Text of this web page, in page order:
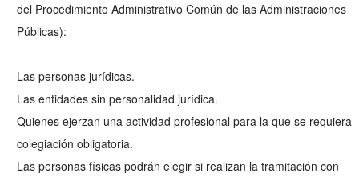
del Procedimiento Administrativo Común de las Administraciones
Públicas):
Las personas jurídicas.
Las entidades sin personalidad jurídica.
Quienes ejerzan una actividad profesional para la que se requiera
colegiación obligatoria.
Las personas físicas podrán elegir si realizan la tramitación con